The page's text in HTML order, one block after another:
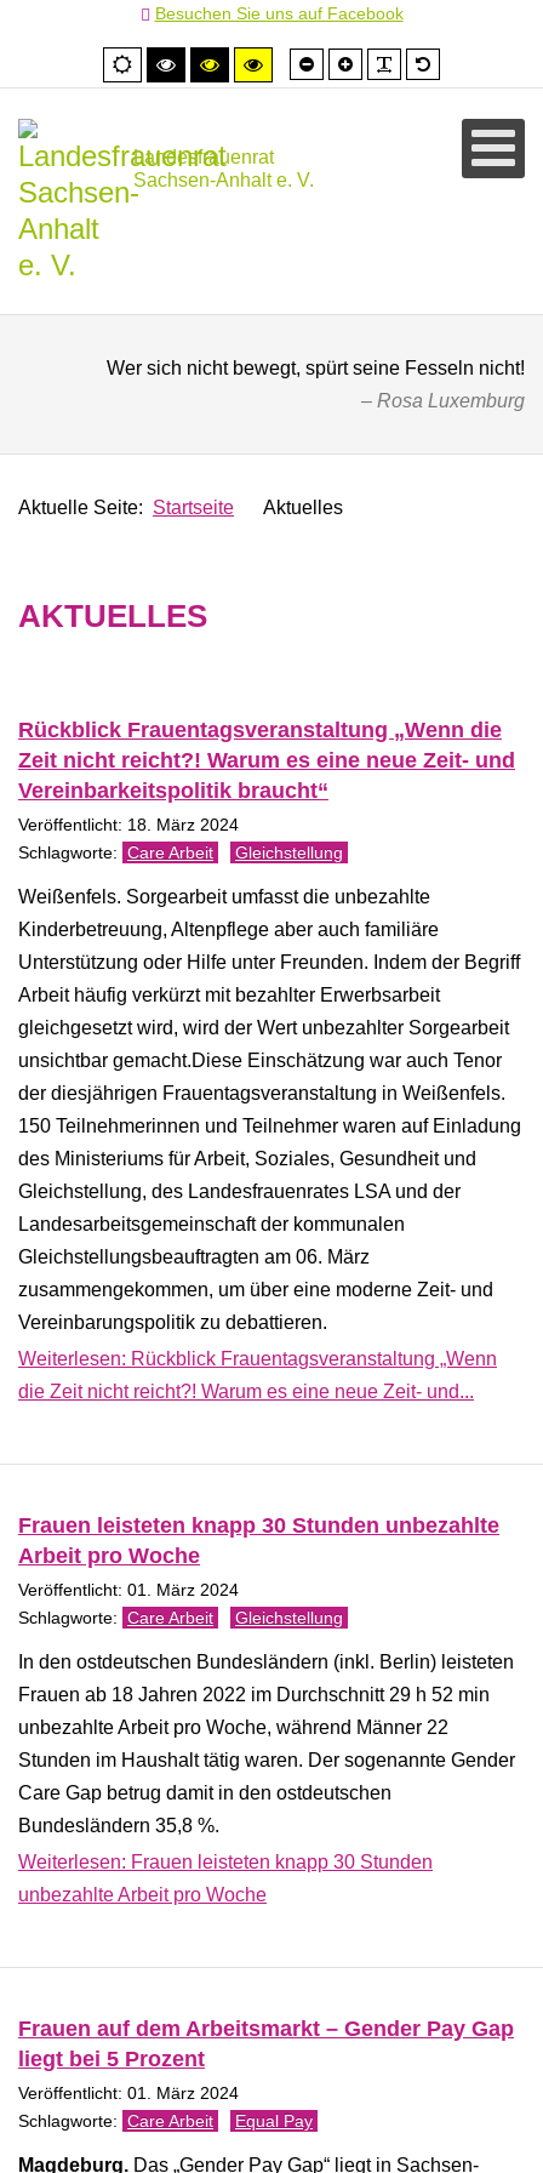
Besuchen Sie uns auf Facebook
Normale
Ansicht
Hoher
Kontrast
Hoher
Kontrast
Hoher
Kontrast
Schrift
kleiner
Schrift
größer
Landesfrauenrat
Sachsen-Anhalt e. V.
Wer sich nicht bewegt, spürt seine Fesseln nicht!
Rosa Luxemburg
Aktuelle Seite: Startseite Aktuelles
AKTUELLES
Rückblick Frauentagsveranstaltung „Wenn die
Zeit nicht reicht?! Warum es eine neue Zeit- und
Vereinbarkeitspolitik braucht“
Veröffentlicht: 18. März 2024
Care Arbeit Gleichstellung
Weißenfels. Sorgearbeit umfasst die unbezahlte
Kinderbetreuung, Altenpflege aber auch familiäre
Unterstützung oder Hilfe unter Freunden. Indem der Begriff
Arbeit häufig verkürzt mit bezahlter Erwerbsarbeit
gleichgesetzt wird, wird der Wert unbezahlter Sorgearbeit
unsichtbar gemacht.Diese Einschätzung war auch Tenor
der diesjährigen Frauentagsveranstaltung in Weißenfels.
150 Teilnehmerinnen und Teilnehmer waren auf Einladung
des Ministeriums für Arbeit, Soziales, Gesundheit und
Gleichstellung, des Landesfrauenrates LSA und der
Landesarbeitsgemeinschaft der kommunalen
Gleichstellungsbeauftragten am 06. März
zusammengekommen, um über eine moderne Zeit- und
Vereinbarungspolitik zu debattieren.
Weiterlesen: Rückblick Frauentagsveranstaltung „Wenn
die Zeit nicht reicht?! Warum es eine neue Zeit- und...
Frauen leisteten knapp 30 Stunden unbezahlte
Arbeit pro Woche
Veröffentlicht: 01. März 2024
Care Arbeit Gleichstellung
In den ostdeutschen Bundesländern (inkl. Berlin) leisteten
Frauen ab 18 Jahren 2022 im Durchschnitt 29 h 52 min
unbezahlte Arbeit pro Woche, während Männer 22
Stunden im Haushalt tätig waren. Der sogenannte Gender
Care Gap betrug damit in den ostdeutschen
Bundesländern 35,8 %.
Weiterlesen: Frauen leisteten knapp 30 Stunden
unbezahlte Arbeit pro Woche
Frauen auf dem Arbeitsmarkt – Gender Pay Gap
liegt bei 5 Prozent
Veröffentlicht: 01. März 2024
Care Arbeit Equal Pay
Magdeburg. Das „Gender Pay Gap“ liegt in Sachsen-